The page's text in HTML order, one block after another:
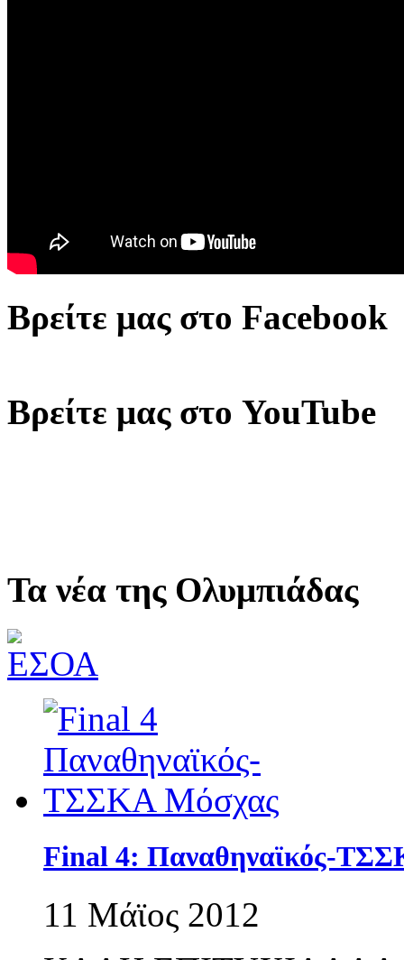
Βρείτε μας στο Facebook
Βρείτε μας στο YouTube
Τα νέα της Ολυμπιάδας
Final 4: Παναθηναϊκός-
11 Μάϊος 2012